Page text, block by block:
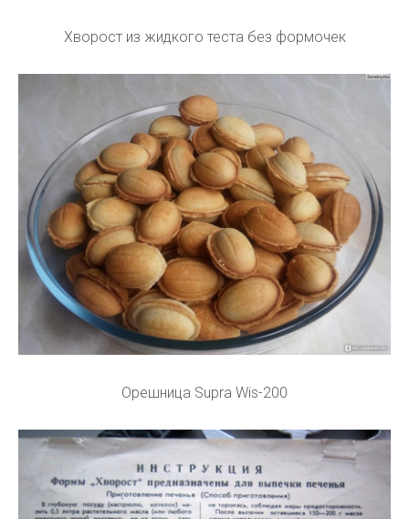
Хворост из жидкого теста без формочек
Орешница Supra Wis-200